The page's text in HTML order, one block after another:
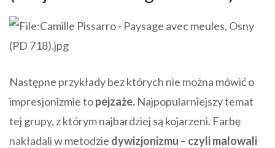
Następne przykłady bez których nie można mówić o
impresjonizmie topejzaże. Najpopularniejszy temat
tej grupy, z którym najbardziej są kojarzeni. Farbę
nakładali w metodzie dywizjonizmu – czyli malowali